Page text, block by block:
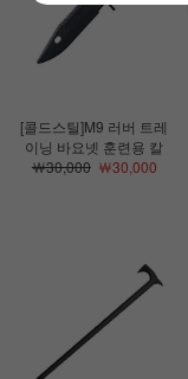
[콜드스틸]M9 러버 트레
이닝 바요넷 훈련용 칼
￦30,000￦30,000